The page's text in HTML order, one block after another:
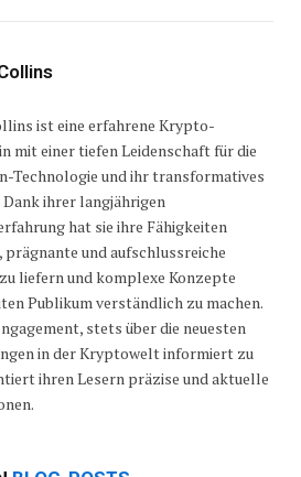
ist eine erfahrene Krypto-
mit einer tiefen Leidenschaft für die
Technologie und ihr transformatives
ihrer langjährigen
hat sie ihre Fähigkeiten
und aufschlussreiche
liefern und komplexe Konzepte
Publikum verständlich zu machen.
stets über die neuesten
in der Kryptowelt informiert zu
ihren Lesern präzise und aktuelle